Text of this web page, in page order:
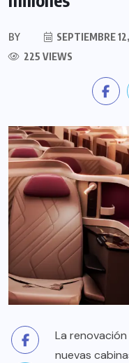
BY SEPTIEMBRE
225 VIEWS
La
nuevas